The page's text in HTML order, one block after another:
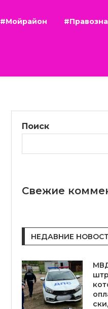
#Мойрайон
Поиск
Свежие
НЕДАВНИЕ